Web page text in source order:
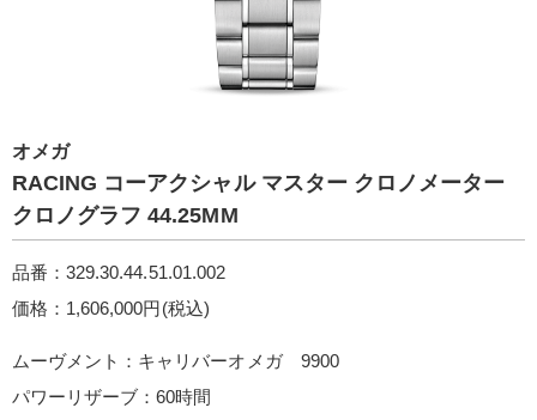
オメガ
RACIN G コーアクシャル マスター クロノメーター
クロノグラフ 44.25M M
品番：329.30.44.51.01.002
価格：1,606,000円(税込)
ムーヴメント：キャリバーオメガ 9900
パワーリザーブ：60時間